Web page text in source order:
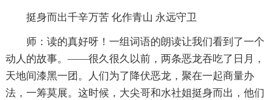
挺身而出千辛万苦 化作青山 永远守卫
师：读的真好呀！一组词语的朗读让我们看到了一个
动人的故事。——很久很久以前，两条恶龙吞吃了日月，
天地间漆黑一团。人们为了降伏恶龙，聚在一起商量办
法，一筹莫展。这时候，大尖哥和水社姐挺身而出，他们